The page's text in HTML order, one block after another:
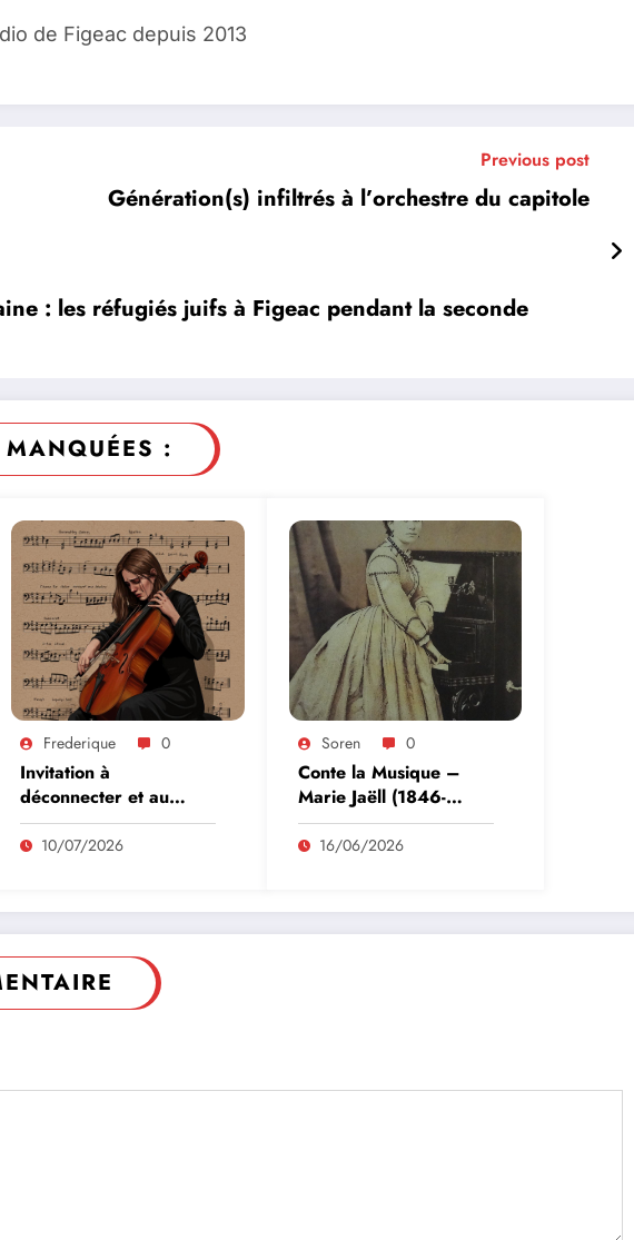
de Figeac depuis 2013
Previous post
Génération(s) infiltrés à l’orchestre du capitole
: les réfugiés juifs à Figeac pendant la seconde
:
Frederique 0
Invitation à
déconnecter et au
lâcher prise en ce
début d’été
10/07/2026
Soren 0
Conte la Musique –
Marie Jaëll (1846-
1925) Pianiste,
compositrice et
16/06/2026